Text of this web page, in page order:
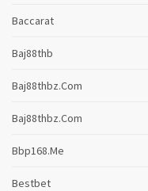
Baccarat
Baj88thb
Baj88thbz.com
Baj88thbz.com
Bbp168.me
Bestbet